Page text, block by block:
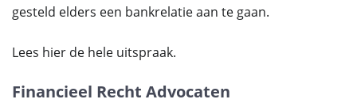
gesteld elders een bankrelatie aan te gaan.
Lees hier de hele uitspraak.
Financieel Recht Advocaten